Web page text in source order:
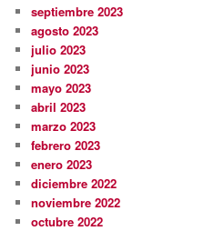
septiembre 2023
agosto 2023
julio 2023
junio 2023
mayo 2023
abril 2023
marzo 2023
febrero 2023
enero 2023
diciembre 2022
noviembre 2022
octubre 2022